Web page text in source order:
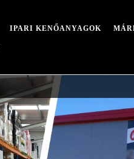
IPARI KENŐANYAGOK